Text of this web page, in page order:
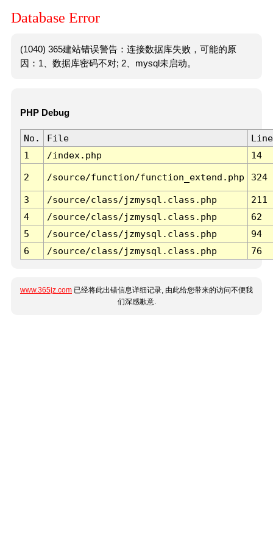
Database Error
(1040) 365建站错误警告：连接数据库失败，可能的原
因：1、数据库密码不对; 2、mysql未启动。
PHP Debug
No. File
Line
1
/index.php 14
2 /source/function/function_extend.php 324
3 /source/class/jzmysql.class.php
211
4
/source/class/jzmysql.class.php
62
5
/source/class/jzmysql.class.php
94
6
/source/class/jzmysql.class.php 76
www.365jz.com 已经将此出错信息详细记录, 由此给您带来的访问不便我
们深感歉意.